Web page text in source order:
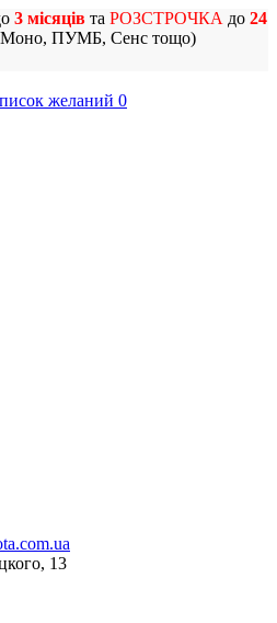
3 місяців та РОЗСТРОЧКА до 24
ПУМБ, Сенс тощо)
0
13